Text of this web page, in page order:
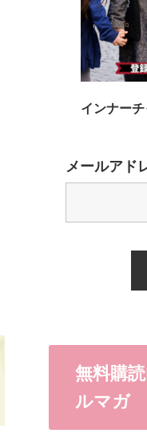
インナー
メールアド
無料購
ルマガ